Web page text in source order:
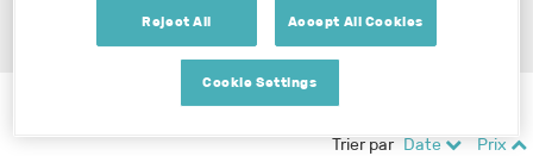
RECHERCHER
Trier par Date Prix
Reject All Accept All Cookies
Cookie Settings